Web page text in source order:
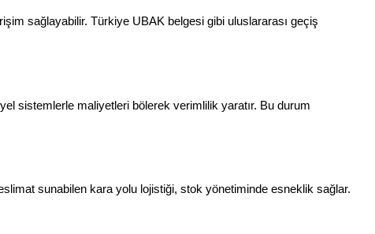
sağlayabilir. Türkiye UBAK belgesi gibi uluslararası geçiş
sistemlerle maliyetleri bölerek verimlilik yaratır. Bu durum
sunabilen kara yolu lojistiği, stok yönetiminde esneklik sağlar.